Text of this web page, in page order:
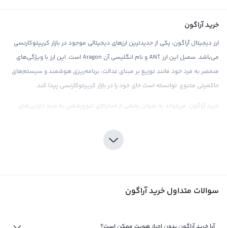
خرید آراگون
ارز دیجیتال آراگون، یکی از جدیدترین ارزهای دیجیتالی موجود در بازار کریپتوکارنسی
می‌باشد. سمبل این ارز ANT و نام انگلیسی آن Aragon است. این ارز با ویژگی‌های
منحصر به فرد خود مانند توزیع بر مبنای عدالت، برنامه‌ریزی هوشمند و سیستم‌های
حاکمیتی متنوع، توانسته است جای خود را در بازار کریپتوکارنسی پیدا کند.
خرید آراگون، می‌تواند به عنوان بخشی از استراتژی تنوع‌بخشی به سبد دارایی‌های
اطمینان خاطر این ارز را خریداری کنید و علاوه بر آن با استفاده از ابزارهای تحلیلی و
اطلاعات بازار در این صرافی، بهترین تصمیمات را برای سرمایه‌گذاری در آراگون بگیرید.
فروش آراگون
سوالات متداول خرید آراگون